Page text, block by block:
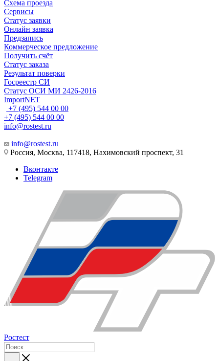
Схема проезда
Сервисы
Статус заявки
Онлайн заявка
Предзапись
Коммерческое предложение
Получить счёт
Статус заказа
Результат поверки
Госреестр СИ
Статус ОСИ МИ 2426-2016
ImportNET
+7 (495) 544 00 00
+7 (495) 544 00 00
info@rostest.ru
info@rostest.ru
Россия, Москва, 117418, Нахимовский проспект, 31
Вконтакте
Telegram
Ростест